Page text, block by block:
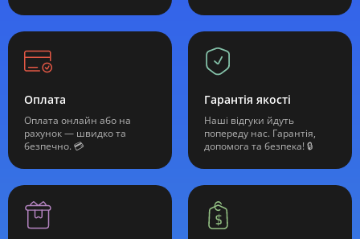
Оплата
Оплата онлайн або на
рахунок — швидко та
безпечно. 💳
Гарантія якості
Наші відгуки йдуть
попереду нас. Гарантія,
допомога та безпека! 🔒